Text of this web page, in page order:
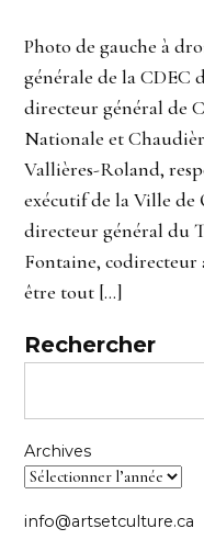
Photo de gauche à
générale de la CDEC
directeur général de
Nationale et
Vallières-Roland,
exécutif de la Ville de
directeur général du
Fontaine,
être tout […]
Rechercher
Archives
info@artsetculture.ca